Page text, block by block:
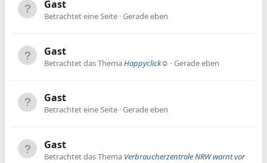
Gast
Betrachtet eine Seite Gerade eben
Gast
Betrachtet das ThemaHappyclick☺️ Gerade eben
Gast
Betrachtet eine Seite Gerade eben
Gast
Betrachtet das Thema Verbraucherzentrale NRW warnt vor